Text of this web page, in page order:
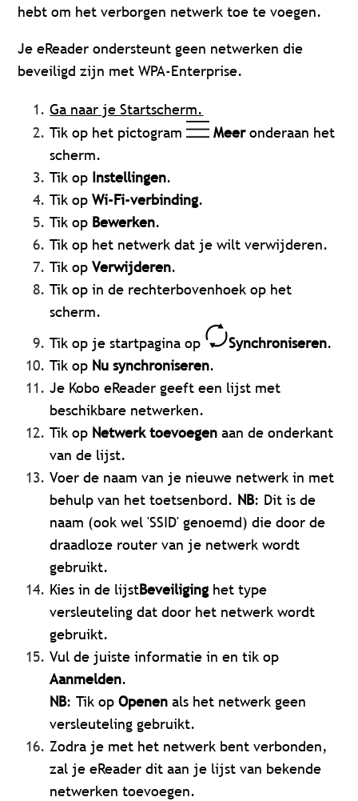
hebt om het verborgen netwerk toe te voegen.
Je eReader ondersteunt geen netwerken die
beveiligd zijn met WPA-Enterprise.
Ga naar je Startscherm.
Tik op het pictogram
Meeronderaan het
scherm.
Tik op Instellingen.
Tik opWi-Fi-verbinding.
Tik op Bewerken.
Tik op het netwerk dat je wilt verwijderen.
Tik opVerwijderen.
Tik op in de rechterbovenhoek op het
scherm.
Tik op je startpagina op
Synchroniseren.
Tik op Nu synchroniseren.
Je Kobo eReader geeft een lijst met
beschikbare netwerken.
Tik op Netwerk toevoegen aan de onderkant
van de lijst.
Voer de naam van je nieuwe netwerk in met
behulp van het toetsenbord. NB: Dit is de
naam (ook wel 'SSID' genoemd) die door de
draadloze router van je netwerk wordt
gebruikt.
Kies in de lijstBeveiliging het type
versleuteling dat door het netwerk wordt
gebruikt.
Vul de juiste informatie in en tik op
Aanmelden.
NB: Tik opOpenen als het netwerk geen
versleuteling gebruikt.
Zodra je met het netwerk bent verbonden,
zal je eReader dit aan je lijst van bekende
netwerken toevoegen.